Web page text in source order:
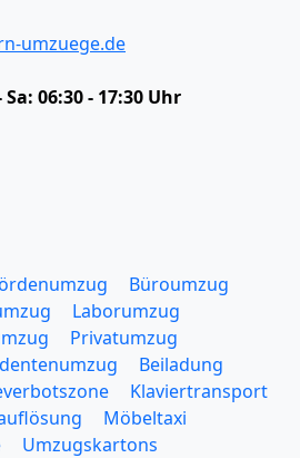
umzuege.de
Sa: 06:30 - 17:30 Uhr
Büroumzug
Laborumzug
Privatumzug
Beiladung
Klaviertransport
Möbeltaxi
Umzugskartons